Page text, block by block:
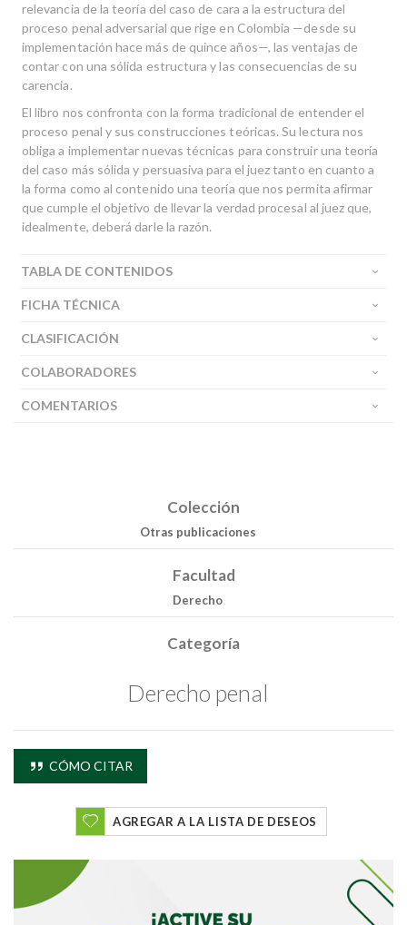
Buscar
relevancia de la teoría del caso de cara a la estructura del
proceso penal adversarial que rige en Colombia —desde su
implementación hace más de quince años—, las ventajas de
contar con una sólida estructura y las consecuencias de su
carencia.
El libro nos confronta con la forma tradicional de entender el
proceso penal y sus construcciones teóricas. Su lectura nos
obliga a implementar nuevas técnicas para construir una teoría
del caso más sólida y persuasiva para el juez tanto en cuanto a
la forma como al contenido una teoría que nos permita afirmar
que cumple el objetivo de llevar la verdad procesal al juez que,
idealmente, deberá darle la razón.
TABLA DE CONTENIDOS
FICHA TÉCNICA
CLASIFICACIÓN
COLABORADORES
COMENTARIOS
Colección
Otras publicaciones
Facultad
Derecho
Categoría
Derecho penal
CÓMO CITAR
AGREGAR A LA LISTA DE DESEOS